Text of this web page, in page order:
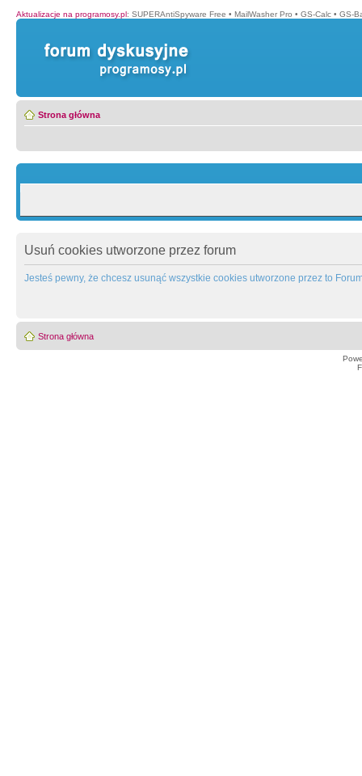
Aktualizacje na programosy.pl: SUPERAntiSpyware Free • MailWasher Pro • GS-Calc • GS-
Strona główna
Usuń cookies utworzone przez forum
Jesteś pewny, że chcesz usunąć wszystkie cookies utworzone przez to
Strona główna